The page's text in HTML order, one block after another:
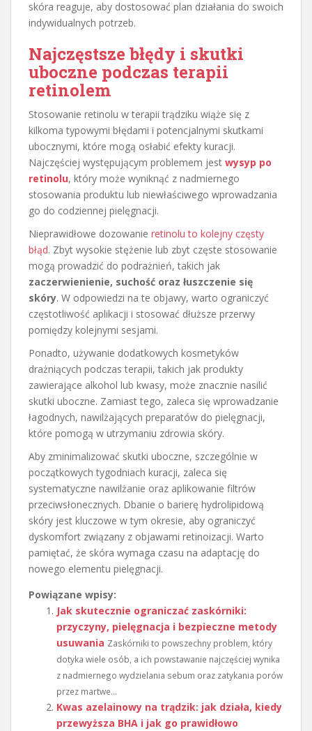
skóra reaguje, aby dostosować plan działania do swoich
indywidualnych potrzeb.
Najczęstsze błędy i skutki
uboczne podczas terapii
retinolem
Stosowanie retinolu w terapii trądziku wiąże się z
kilkoma typowymi błędami i potencjalnymi skutkami
ubocznymi, które mogą osłabić efekty kuracji.
Najczęściej występującym problemem jest wysyp po
retinolu, który może wyniknąć z nadmiernego
stosowania produktu lub niewłaściwego wprowadzania
go do codziennej pielęgnacji.
Nieprawidłowe dozowanie retinolu to kolejny częsty
błąd. Zbyt wysokie stężenie lub zbyt częste stosowanie
mogą prowadzić do podrażnień, takich jak
zaczerwienienie, suchość oraz łuszczenie się
skóry. W odpowiedzi na te objawy, warto ograniczyć
częstotliwość aplikacji i stosować dłuższe przerwy
pomiędzy kolejnymi sesjami.
Ponadto, używanie dodatkowych kosmetyków
drażniących podczas terapii, takich jak produkty
zawierające alkohol lub kwasy, może znacznie nasilić
skutki uboczne. Zamiast tego, zaleca się wprowadzanie
łagodnych, nawilżających preparatów do pielęgnacji,
które pomogą w utrzymaniu zdrowia skóry.
Aby zminimalizować skutki uboczne, szczególnie w
początkowych tygodniach kuracji, zaleca się
systematyczne nawilżanie oraz aplikowanie filtrów
przeciwsłonecznych. Dbanie o barierę hydrolipidową
skóry jest kluczowe w tym okresie, aby ograniczyć
dyskomfort związany z objawami retinoizacji. Warto
pamiętać, że skóra wymaga czasu na adaptację do
nowego elementu pielęgnacji.
Powiązane wpisy:
Jak skutecznie ograniczać zaskórniki:
przyczyny, pielęgnacja i bezpieczne metody
usuwania Zaskórniki to powszechny problem, który
dotyka wiele osób, a ich powstawanie najczęściej wynika
z nadmiernego wydzielania sebum oraz zatykania porów
przez martwe...
Kwas azelainowy na trądzik: jak działa, kiedy
przewyższa BHA i jak go prawidłowo